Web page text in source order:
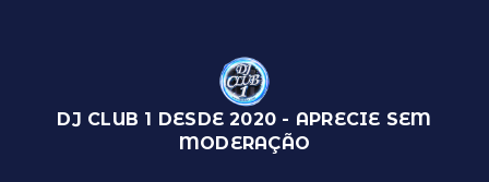
DJ CLUB 1 DESDE 2020 - APRECIE SEM
MODERAÇÃO